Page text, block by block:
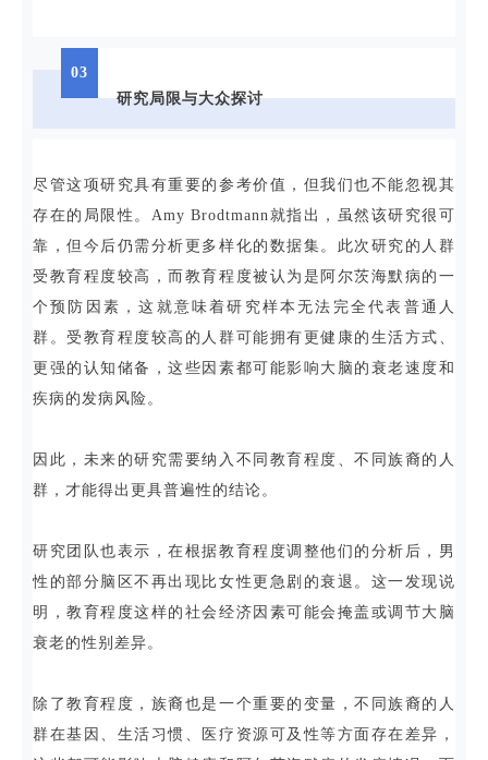
03
研究局限与大众探讨
尽管这项研究具有重要的参考价值，但我们也不能忽视其
存在的局限性。Amy Brodtmann就指出，虽然该研究很可
靠，但今后仍需分析更多样化的数据集。此次研究的人群
受教育程度较高，而教育程度被认为是阿尔茨海默病的一
个预防因素，这就意味着研究样本无法完全代表普通人
群。受教育程度较高的人群可能拥有更健康的生活方式、
更强的认知储备，这些因素都可能影响大脑的衰老速度和
疾病的发病风险。
因此，未来的研究需要纳入不同教育程度、不同族裔的人
群，才能得出更具普遍性的结论。
研究团队也表示，在根据教育程度调整他们的分析后，男
性的部分脑区不再出现比女性更急剧的衰退。这一发现说
明，教育程度这样的社会经济因素可能会掩盖或调节大脑
衰老的性别差异。
除了教育程度，族裔也是一个重要的变量，不同族裔的人
群在基因、生活习惯、医疗资源可及性等方面存在差异，